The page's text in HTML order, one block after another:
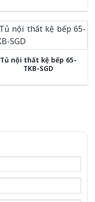
Tủ nội thất kệ bếp 65-
TKB-SGD